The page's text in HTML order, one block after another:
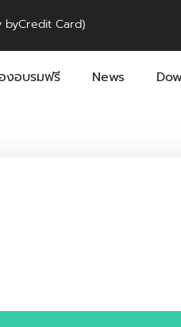
byCredit Card)
งอบรมฟรี News